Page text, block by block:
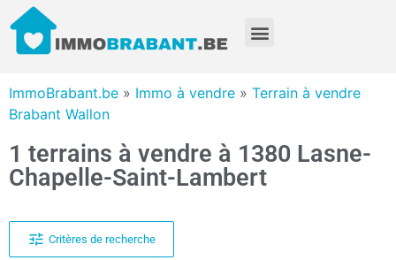
ImmoBrabant.be » Immo à vendre » Terrain à vendre
Brabant Wallon
1 terrains à vendre à 1380 Lasne-
Chapelle-Saint-Lambert
Critères de recherche